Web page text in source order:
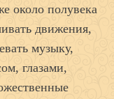
около полувека
движения,
музыку,
глазами,